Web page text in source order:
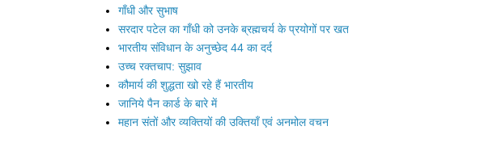
गाँधी और सुभाष
सरदार पटेल का गाँधी को उनके ब्रह्मचर्य के प्रयोगों पर खत
भारतीय संविधान के अनुच्छेद 44 का दर्द
उच्च रक्तचाप: सुझाव
कौमार्य की शुद्धता खो रहे हैं भारतीय
जानिये पैन कार्ड के बारे में
महान संतों और व्यक्तियों की उक्तियाँ एवं अनमोल वचन